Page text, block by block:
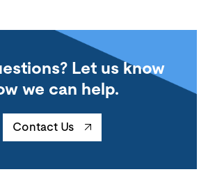
Let us know
we can help.
Contact Us